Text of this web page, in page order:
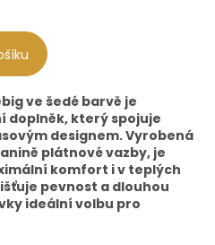
ve šedé barvě je
který spojuje
designem. Vyrobená
plátnové vazby, je
komfort i v teplých
pevnost a dlouhou
ideální volbu pro